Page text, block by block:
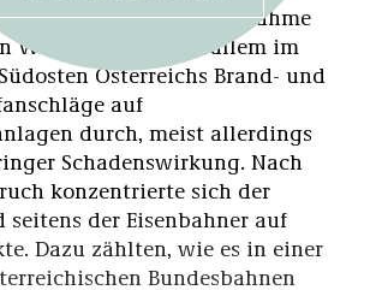
der NS-Machtübernahme
Widerständige vor allem im
Österreichs Brand- und
auf
durch, meist allerdings
Schadenswirkung. Nach
konzentrierte sich der
seitens der Eisenbahner auf
Dazu zählten, wie es in einer
Bundesbahnen